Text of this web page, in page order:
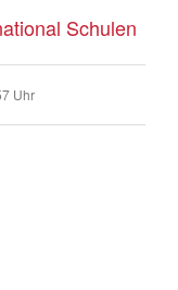
Schulen
Uhr